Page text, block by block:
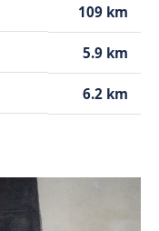
109 km
5.9 km
6.2 km